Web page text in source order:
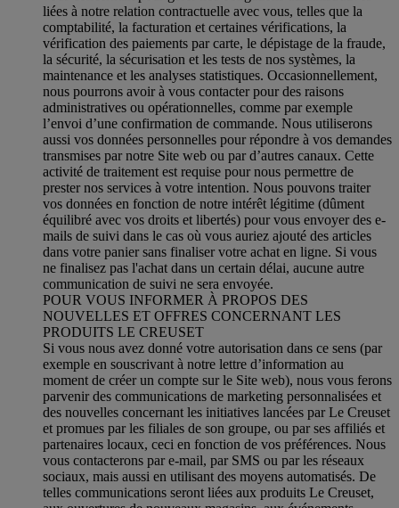
liées à notre relation contractuelle avec vous, telles que la
comptabilité, la facturation et certaines vérifications, la
vérification des paiements par carte, le dépistage de la fraude,
la sécurité, la sécurisation et les tests de nos systèmes, la
maintenance et les analyses statistiques. Occasionnellement,
nous pourrons avoir à vous contacter pour des raisons
administratives ou opérationnelles, comme par exemple
l’envoi d’une confirmation de commande. Nous utiliserons
aussi vos données personnelles pour répondre à vos demandes
transmises par notre Site web ou par d’autres canaux. Cette
activité de traitement est requise pour nous permettre de
prester nos services à votre intention. Nous pouvons traiter
vos données en fonction de notre intérêt légitime (dûment
équilibré avec vos droits et libertés) pour vous envoyer des e-
mails de suivi dans le cas où vous auriez ajouté des articles
dans votre panier sans finaliser votre achat en ligne. Si vous
ne finalisez pas l'achat dans un certain délai, aucune autre
communication de suivi ne sera envoyée.
POUR VOUS INFORMER À PROPOS DES
NOUVELLES ET OFFRES CONCERNANT LES
PRODUITS LE CREUSET
Si vous nous avez donné votre autorisation dans ce sens (par
exemple en souscrivant à notre lettre d’information au
moment de créer un compte sur le Site web), nous vous ferons
parvenir des communications de marketing personnalisées et
des nouvelles concernant les initiatives lancées par Le Creuset
et promues par les filiales de son groupe, ou par ses affiliés et
partenaires locaux, ceci en fonction de vos préférences. Nous
vous contacterons par e-mail, par SMS ou par les réseaux
sociaux, mais aussi en utilisant des moyens automatisés. De
telles communications seront liées aux produits Le Creuset,